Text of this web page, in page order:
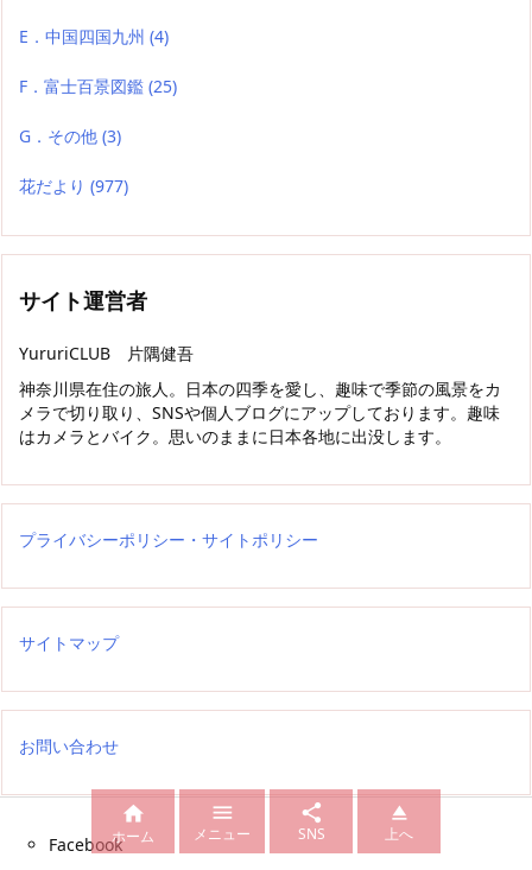
E．中国四国九州 (4)
F．富士百景図鑑 (25)
G．その他 (3)
花だより (977)
サイト運営者
YururiCLUB 片隅健吾
神奈川県在住の旅人。日本の四季を愛し、趣味で季節の風景をカ
メラで切り取り、SNSや個人ブログにアップしております。趣味
はカメラとバイク。思いのままに日本各地に出没します。
プライバシーポリシー・サイトポリシー
サイトマップ
お問い合わせ
Facebook

ホーム

メニュー

SNS

上へ